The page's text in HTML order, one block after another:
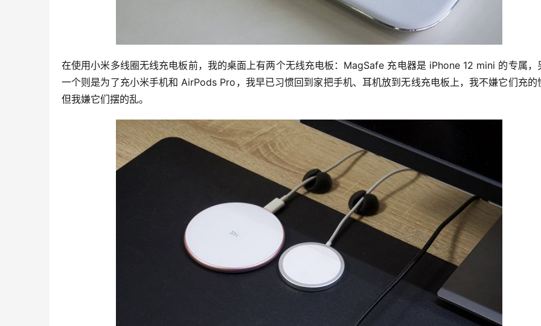
在使用小米多线圈无线充电板前，我的桌面上有两个无线充电板：MagSafe 充电器是 iPhone 12 mini 的专属，
一个则是为了充小米手机和 AirPods Pro，我早已习惯回到家把手机、耳机放到无线充电板上，我不嫌它们充的
但我嫌它们摆的乱。